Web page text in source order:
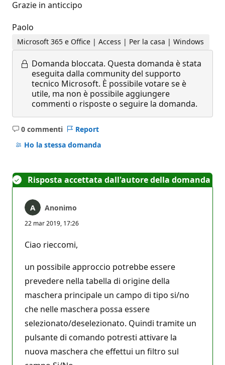
Grazie in anticcipo
Paolo
Microsoft 365 e Office | Access | Per la casa | Windows
Domanda bloccata. Questa domanda è stata
eseguita dalla community del supporto
tecnico Microsoft. È possibile votare se è
utile, ma non è possibile aggiungere
commenti o risposte o seguire la domanda.
0 commenti
Nessun
commento
Report
Ho la stessa domanda
Risposta accettata dall'autore della domanda
Anonimo
22 mar 2019, 17:26
Ciao rieccomi,
un possibile approccio potrebbe essere
prevedere nella tabella di origine della
maschera principale un campo di tipo si/no
che nelle maschera possa essere
selezionato/deselezionato. Quindi tramite un
pulsante di comando potresti attivare la
nuova maschera che effettui un filtro sul